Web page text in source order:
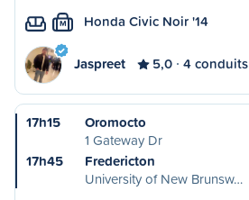
M Honda Civic Noir '14
Jaspreet 5,0 4 conduits
17h15
Oromocto
1 Gateway Dr
17h45
Fredericton
University of New Brunsw…